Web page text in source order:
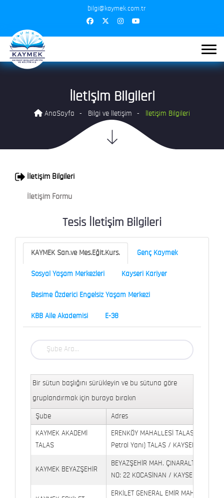
bilgi@kaymek.com.tr
İletişim Bilgileri
AnaSayfa Bilgi ve İletişim İletişim Bilgileri
İletişim Bilgileri
İletişim Formu
Tesis İletişim Bilgileri
KAYMEK San.ve Mes.Eğit.Kurs. Genç Kaymek
Sosyal Yaşam Merkezleri Kayseri Kariyer
Besime Özderici Engelsiz Yaşam Merkezi
KBB Aile Akademisi E-38
Bir sütun başlığını sürükleyin ve bu sütuna göre
gruplandırmak için buraya bırakın
Şube Adres
KAYMEK AKADEMİ
TALAS
ERENKÖY MAHALLESİ TALAS
Petrol Yanı) TALAS / KAYSERİ
KAYMEK BEYAZŞEHİR
BEYAZŞEHİR MAH. ÇINARALTI
NO: 22 KOCASİNAN / KAYSERİ
ERKİLET GENERAL EMİR MAH.